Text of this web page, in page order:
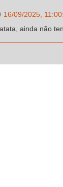
16/09/2025,
ainda não